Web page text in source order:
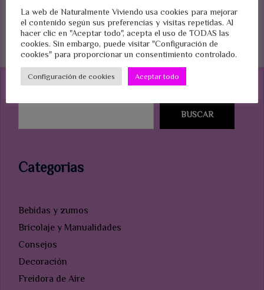
ambiente.
BUSCAR
Categorias
Bebidas y zumos
Bricolaje y Manualidades
Consejos
Decoración
Freidora de Aire
La web de Naturalmente Viviendo usa cookies para mejorar
el contenido según sus preferencias y visitas repetidas. Al
hacer clic en "Aceptar todo", acepta el uso de TODAS las
cookies. Sin embargo, puede visitar "Configuración de
cookies" para proporcionar un consentimiento controlado.
Configuración de cookies Aceptar todo